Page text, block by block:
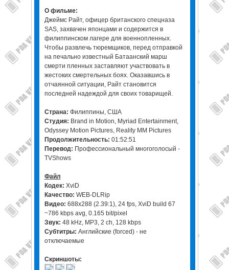
О фильме:
Джеймс Райт, офицер британского спецназа
SAS, захвачен японцами и содержится в
филиппинском лагере для военнопленных.
Чтобы развлечь тюремщиков, перед отправкой
на печально известный Батаанский марш
смерти пленных заставляют участвовать в
жестоких смертельных боях. Оказавшись в
отчаянной ситуации, Райт становится
последней надеждой для своих товарищей.
Страна: Филиппины, США
Студия: Brand in Motion, Myriad Entertainment,
Odyssey Motion Pictures, Reality MM Pictures
Продолжительность: 01:52:51
Перевод: Профессиональный многоголосый -
TVShows
Файл
Кодек: XviD
Качество: WEB-DLRip
Видео: 688x288 (2.39:1), 24 fps, XviD build 67
~786 kbps avg, 0.165 bit/pixel
Звук: 48 kHz, MP3, 2 ch, 128 kbps
Субтитры: Английские (forced) - не
отключаемые
Скриншоты: